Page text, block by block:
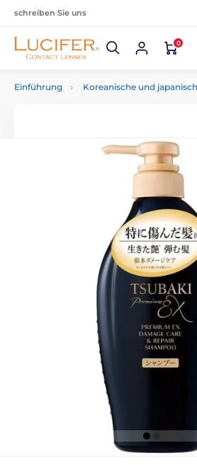
schreiben Sie uns
0
Einführung Koreanische und